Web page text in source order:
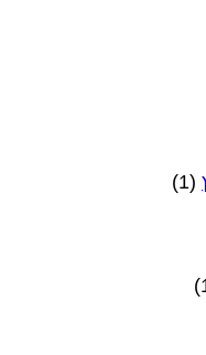
(1)